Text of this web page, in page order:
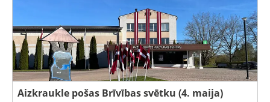
Aizkraukle pošas Brīvības svētku (4. maija)